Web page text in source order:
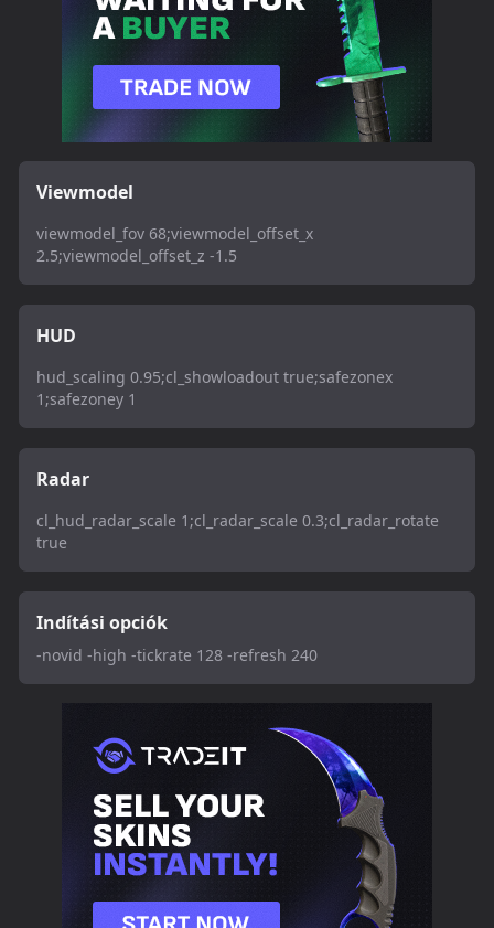
Viewmodel
viewmodel_fov 68;viewmodel_offset_x
2.5;viewmodel_offset_z -1.5
HUD
hud_scaling 0.95;cl_showloadout true;safezonex
1;safezoney 1
Radar
cl_hud_radar_scale 1;cl_radar_scale 0.3;cl_radar_rotate
true
Indítási opciók
-novid -high -tickrate 128 -refresh 240